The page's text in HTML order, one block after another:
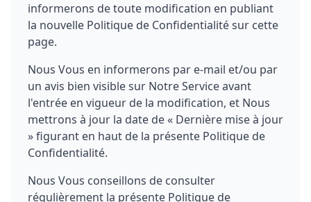
informerons de toute modification en publiant
la nouvelle Politique de Confidentialité sur cette
page.
Nous Vous en informerons par e-mail et/ou par
un avis bien visible sur Notre Service avant
l'entrée en vigueur de la modification, et Nous
mettrons à jour la date de « Dernière mise à jour
» figurant en haut de la présente Politique de
Confidentialité.
Nous Vous conseillons de consulter
régulièrement la présente Politique de